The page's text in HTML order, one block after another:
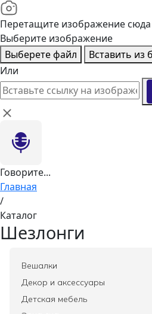
Перетащите изображение
Выберите изображение
Выберете файл
Вставить из
Или
Говорите...
Главная
/
Каталог
Шезлонги
Вешалки
Все
Декор и аксессуары
Все
Детская мебель